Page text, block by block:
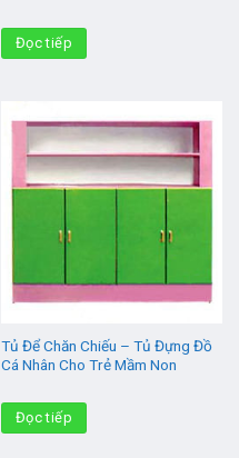
Đọc tiếp
Tủ Để Chăn Chiếu – Tủ Đựng Đồ
Cá Nhân Cho Trẻ Mầm Non
Đọc tiếp